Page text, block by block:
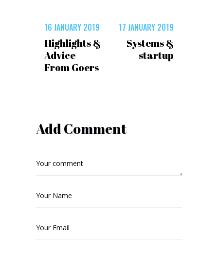
16 JANUARY 2019
Highlights &
Advice
From Goers
17 JANUARY 2019
Systems &
startup
Add Comment